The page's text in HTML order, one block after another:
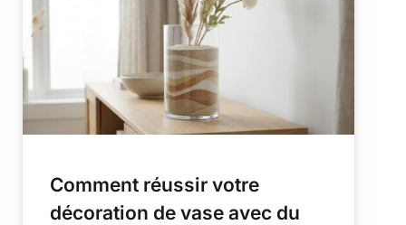
Comment réussir votre
décoration de vase avec du